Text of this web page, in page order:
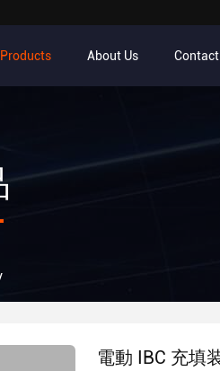
Products About Us Contact
電動 IBC 充填